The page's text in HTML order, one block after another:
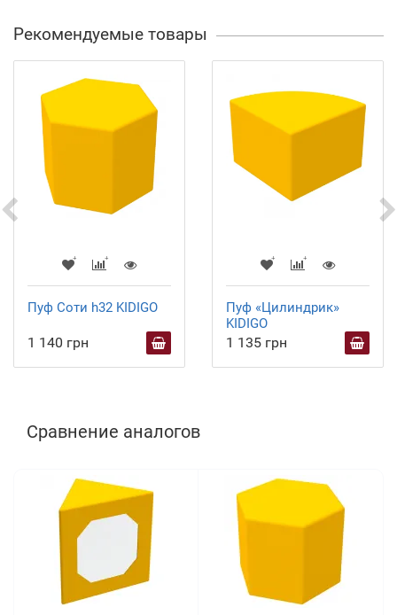
Рекомендуемые товары
Пуф Соти h32 KIDIGO
1 140 грн
Пуф «Цилиндрик»
KIDIGO
1 135 грн
Сравнение аналогов